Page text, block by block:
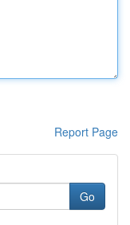
Report Page
Go